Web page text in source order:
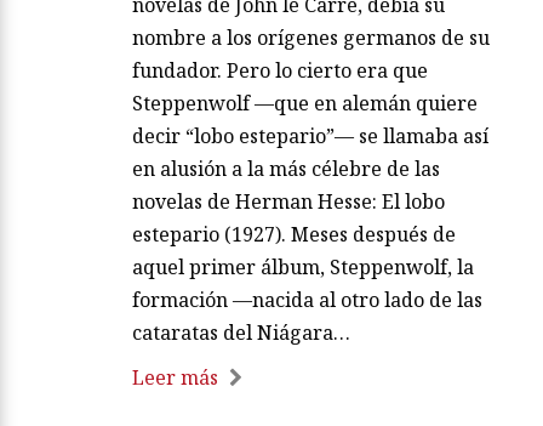
nombre a los orígenes germanos de su
fundador. Pero lo cierto era que
Steppenwolf —que en alemán quiere
decir “lobo estepario”— se llamaba así
en alusión a la más célebre de las
novelas de Herman Hesse: El lobo
estepario (1927). Meses después de
aquel primer álbum, Steppenwolf, la
formación —nacida al otro lado de las
cataratas del Niágara…
Leer más